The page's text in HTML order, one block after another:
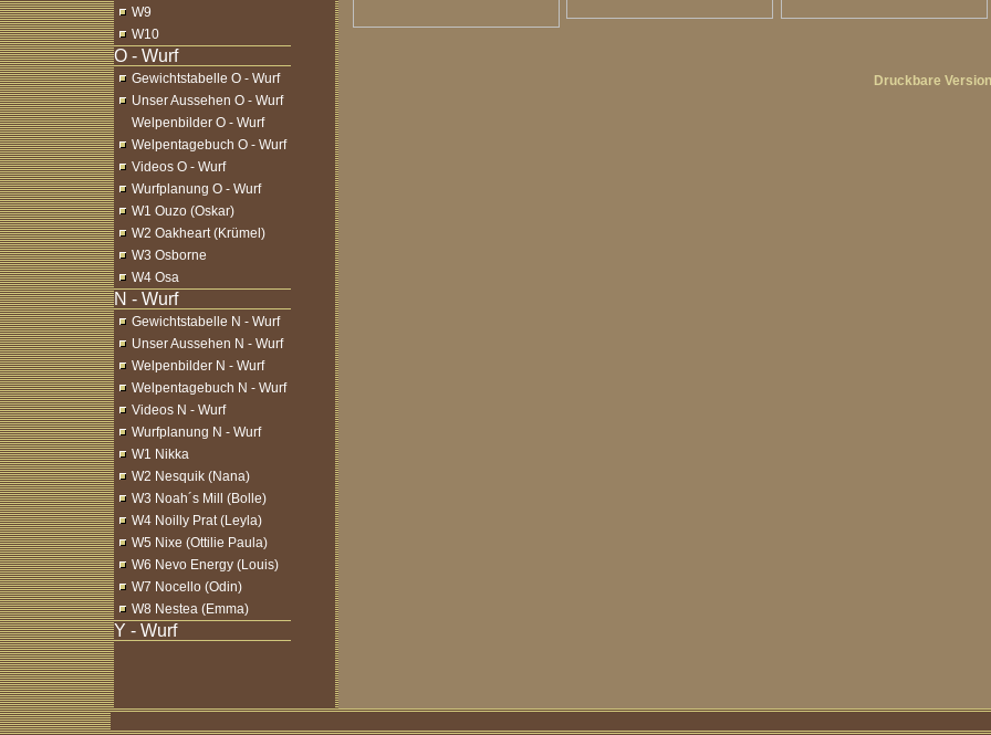
W9
W10
Gewichtstabelle O - Wurf
Unser Aussehen O - Wurf
Welpenbilder O - Wurf
Welpentagebuch O - Wurf
Videos O - Wurf
Wurfplanung O - Wurf
W1 Ouzo (Oskar)
W2 Oakheart (Krümel)
W3 Osborne
W4 Osa
Gewichtstabelle N - Wurf
Unser Aussehen N - Wurf
Welpenbilder N - Wurf
Welpentagebuch N - Wurf
Videos N - Wurf
Wurfplanung N - Wurf
W1 Nikka
W2 Nesquik (Nana)
W3 Noah´s Mill (Bolle)
W4 Noilly Prat (Leyla)
W5 Nixe (Ottilie Paula)
W6 Nevo Energy (Louis)
W7 Nocello (Odin)
W8 Nestea (Emma)
Druckbare Version